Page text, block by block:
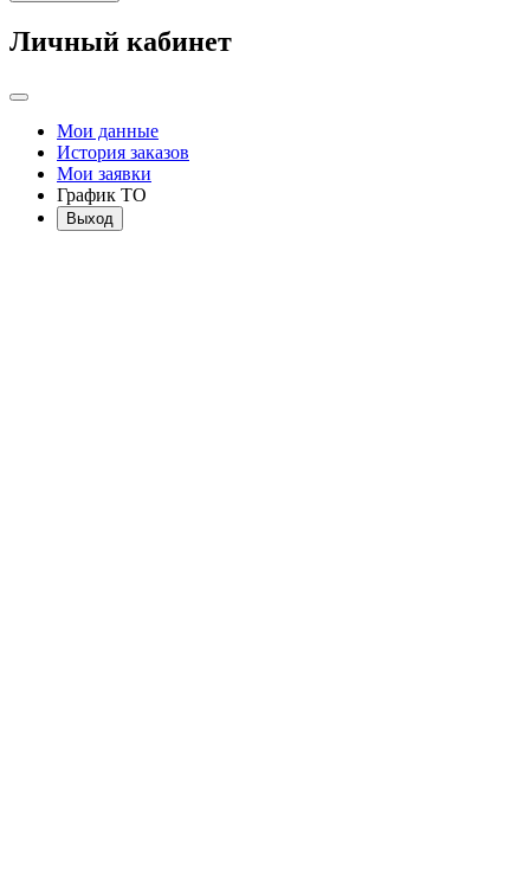
Личный кабинет
Мои данные
История заказов
Мои заявки
График ТО
Выход